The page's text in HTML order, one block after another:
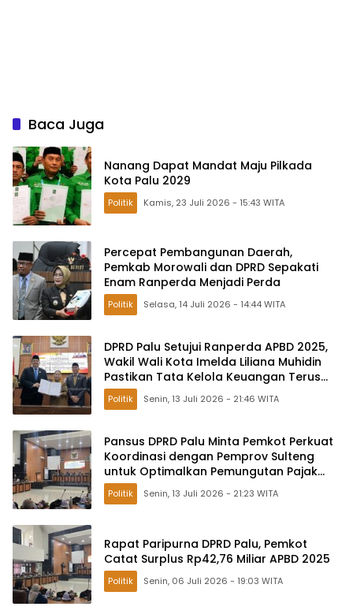
Baca Juga
Nanang Dapat Mandat Maju Pilkada
Kota Palu 2029
Politik Kamis, 23 Juli 2026 - 15:43 WITA
Percepat Pembangunan Daerah,
Pemkab Morowali dan DPRD Sepakati
Enam Ranperda Menjadi Perda
Politik Selasa, 14 Juli 2026 - 14:44 WITA
DPRD Palu Setujui Ranperda APBD 2025,
Wakil Wali Kota Imelda Liliana Muhidin
Pastikan Tata Kelola Keuangan Terus
Dibenahi
Politik Senin, 13 Juli 2026 - 21:46 WITA
Pansus DPRD Palu Minta Pemkot Perkuat
Koordinasi dengan Pemprov Sulteng
untuk Optimalkan Pemungutan Pajak
Tambang
Politik Senin, 13 Juli 2026 - 21:23 WITA
Rapat Paripurna DPRD Palu, Pemkot
Catat Surplus Rp42,76 Miliar APBD 2025
Politik Senin, 06 Juli 2026 - 19:03 WITA